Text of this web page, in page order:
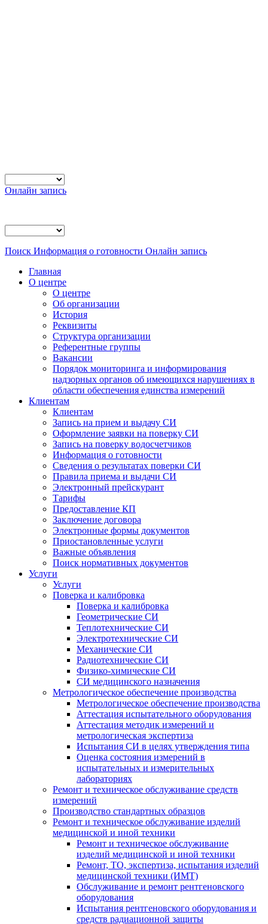
Онлайн запись
Поиск Информация о готовности Онлайн запись
Главная
О центре
О центре
Об организации
История
Реквизиты
Структура организации
Референтные группы
Вакансии
Порядок мониторинга и информирования
надзорных органов об имеющихся нарушениях в
области обеспечения единства измерений
Клиентам
Клиентам
Запись на прием и выдачу СИ
Оформление заявки на поверку СИ
Запись на поверку водосчетчиков
Информация о готовности
Сведения о результатах поверки СИ
Правила приема и выдачи СИ
Электронный прейскурант
Тарифы
Предоставление КП
Заключение договора
Электронные формы документов
Приостановленные услуги
Важные объявления
Поиск нормативных документов
Услуги
Услуги
Поверка и калибровка
Поверка и калибровка
Геометрические СИ
Теплотехнические СИ
Электротехнические СИ
Механические СИ
Радиотехнические СИ
Физико-химические СИ
СИ медицинского назначения
Метрологическое обеспечение производства
Метрологическое обеспечение производства
Аттестация испытательного оборудования
Аттестация методик измерений и
метрологическая экспертиза
Испытания СИ в целях утверждения типа
Оценка состояния измерений в
испытательных и измерительных
лабораториях
Ремонт и техническое обслуживание средств
измерений
Производство стандартных образцов
Ремонт и техническое обслуживание изделий
медицинской и иной техники
Ремонт и техническое обслуживание
изделий медицинской и иной техники
Ремонт, ТО, экспертиза, испытания изделий
медицинской техники (ИМТ)
Обслуживание и ремонт рентгеновского
оборудования
Испытания рентгеновского оборудования и
средств радиационной защиты